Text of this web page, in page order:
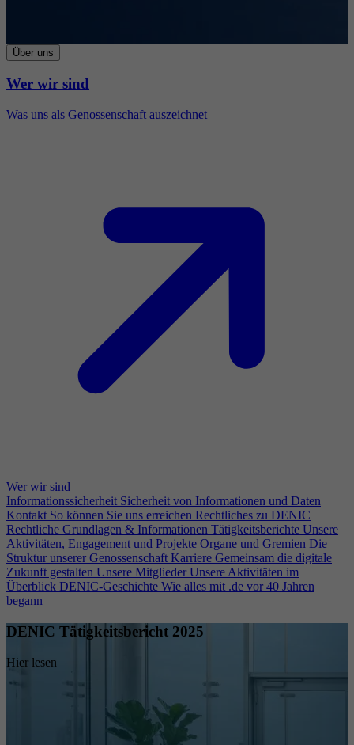
Über uns
Wer wir sind
Was uns als Genossenschaft auszeichnet
Wer wir sind
Informationssicherheit Sicherheit von Informationen und Daten
Kontakt So können Sie uns erreichen Rechtliches zu DENIC
Rechtliche Grundlagen & Informationen Tätigkeitsberichte Unsere
Aktivitäten, Engagement und Projekte Organe und Gremien Die
Struktur unserer Genossenschaft Karriere Gemeinsam die digitale
Zukunft gestalten Unsere Mitglieder Unsere Aktivitäten im
Überblick DENIC-Geschichte Wie alles mit .de vor 40 Jahren
begann
DENIC Tätigkeitsbericht 2025
Hier lesen